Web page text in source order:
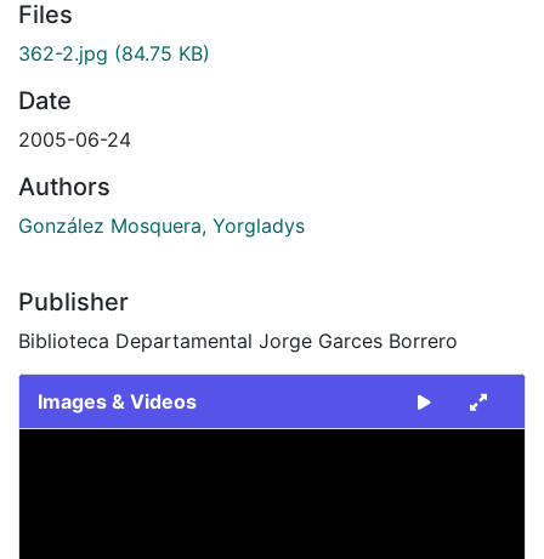
Files
362-2.jpg (84.75 KB)
Date
2005-06-24
Authors
González Mosquera, Yorgladys
Publisher
Biblioteca Departamental Jorge Garces Borrero
Images & Videos